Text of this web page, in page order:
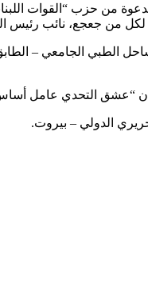
بدعوة من حزب
لكل من جعجع، نائب
الطبي الجامعي –